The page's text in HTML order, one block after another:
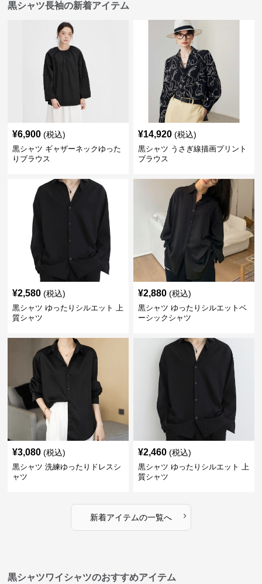
黒シャツ長袖の新着アイテム
¥6,900 (税込)
黒シャツ ギャザーネックゆった
りブラウス
¥14,920 (税込)
黒シャツ うさぎ線描画プリント
ブラウス
¥2,580 (税込)
黒シャツ ゆったりシルエット 上
質シャツ
¥2,880 (税込)
黒シャツ ゆったりシルエットベ
ーシックシャツ
¥3,080 (税込)
黒シャツ 洗練ゆったりドレスシ
ャツ
¥2,460 (税込)
黒シャツ ゆったりシルエット 上
質シャツ
新着アイテムの一覧へ ›
黒シャツワイシャツのおすすめアイテム